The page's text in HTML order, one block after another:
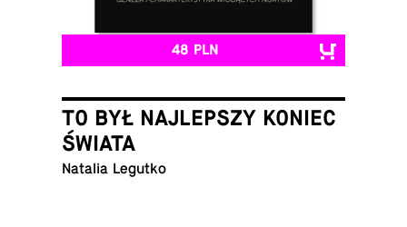
48 PLN
TO BYŁ NAJLEPSZY KONIEC
ŚWIATA
Natalia Legutko